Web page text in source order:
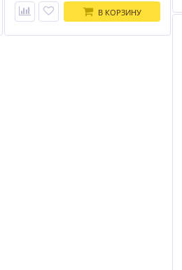
В КОРЗИНУ